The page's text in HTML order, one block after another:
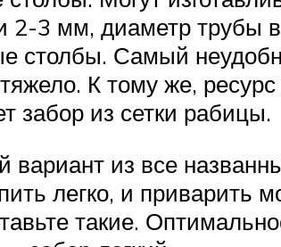
2-3 мм, диаметр трубы
столбы. Самый
К тому же,
забор из сетки рабицы.
из все
легко, и приварить
такие.